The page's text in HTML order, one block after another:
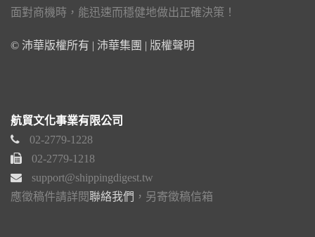
面對商機時，能迅速而穩健地做出正確決策！
© 沛華版權所有 | 沛華集團 | 版權聲明
航貿文化事業有限公司
02-2779-1228
02-2779-1218
support@shippingdigest.tw
應徵稿件請詳閱聯絡我們 ，另寄徵稿信箱